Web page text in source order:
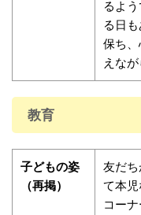
るよ
る日
保ち
えな
教育
子どもの姿
（再掲）
友だ
て本
コー